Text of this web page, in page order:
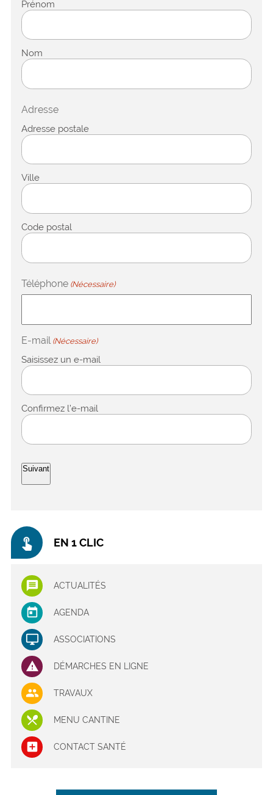
Prénom
Nom
Adresse
Adresse postale
Ville
Code postal
Téléphone (Nécessaire)
E-mail (Nécessaire)
Saisissez un e-mail
Confirmez l’e-mail
touch_app EN 1 CLIC
ACTUALITÉS
AGENDA
ASSOCIATIONS
DÉMARCHES EN LIGNE
TRAVAUX
MENU CANTINE
CONTACT SANTÉ